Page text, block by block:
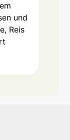
und
Reis